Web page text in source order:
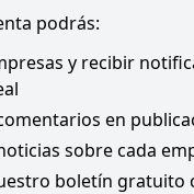
podrás:
y recibir
en
sobre cada
boletín gratuito